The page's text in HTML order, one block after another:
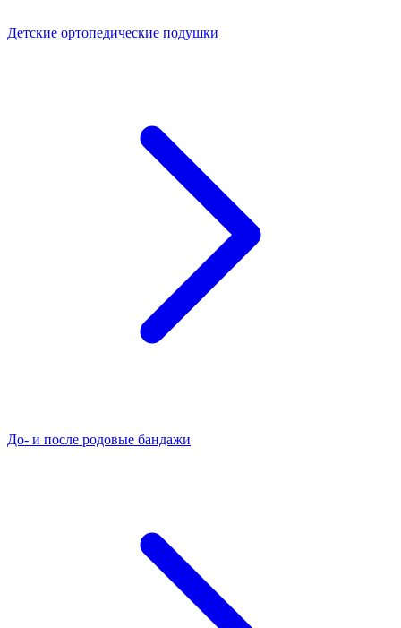
Детские ортопедические подушки
До- и после родовые бандажи